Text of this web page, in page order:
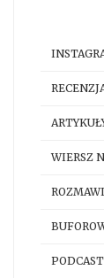
WIERSZ
PODCAST